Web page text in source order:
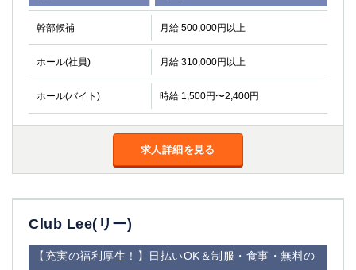
幹部候補 月給 500,000円以上
ホール(社員) 月給 310,000円以上
ホール(バイト) 時給 1,500円〜2,400円
求人詳細を見る
Club Lee(リー)
【充実の福利厚生！】日払いOK＆制服・食事・無料の